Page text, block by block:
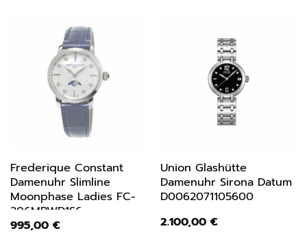
Frederique Constant
Damenuhr Slimline
Moonphase Ladies FC-
206MPWD1S6
995,00 €
Union Glashütte
Damenuhr Sirona Datum
D0062071105600
2.100,00 €